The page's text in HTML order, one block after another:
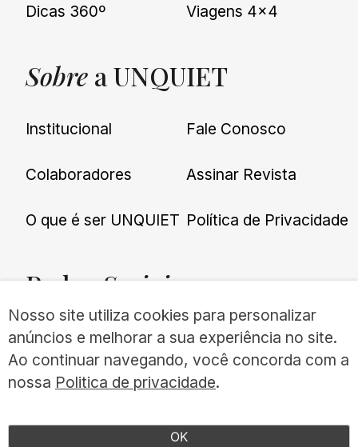
Dicas 360º Viagens 4×4
Sobre a UNQUIET
Institucional
Colaboradores
O que é ser UNQUIET
Fale Conosco
Assinar Revista
Política de Privacidade
RedesSociais
TODOS OS DIREITOS RESERVADOS
Nosso site utiliza cookies para personalizar
anúncios e melhorar a sua experiência no site.
Ao continuar navegando, você concorda com a
nossa Politica de privacidade.
OK